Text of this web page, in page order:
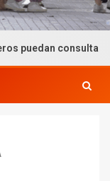
consultarlas